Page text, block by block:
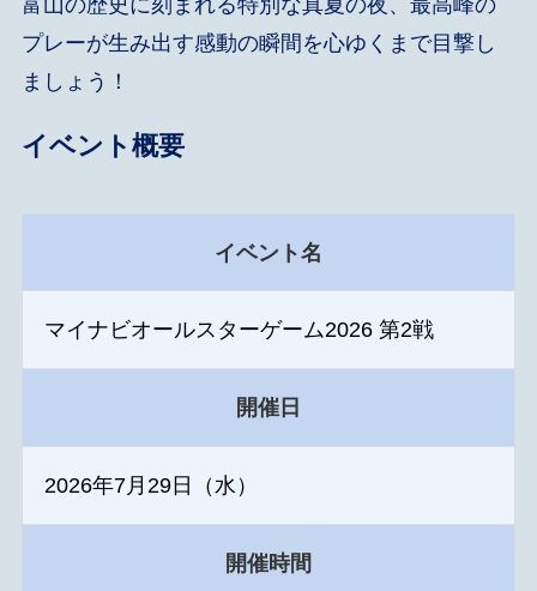
プレーが生み出す感動の瞬間を心ゆくまで目撃し
ましょう！
イベント概要
イベント名
マイナビオールスターゲーム2026 第2戦
開催日
2026年7月29日（水）
開催時間